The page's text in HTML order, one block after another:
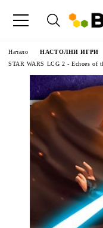
Начало НАСТОЛНИ ИГРИ
STAR WARS LCG 2 - Echoes of